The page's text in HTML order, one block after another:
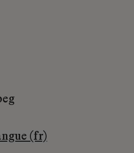
(fr)